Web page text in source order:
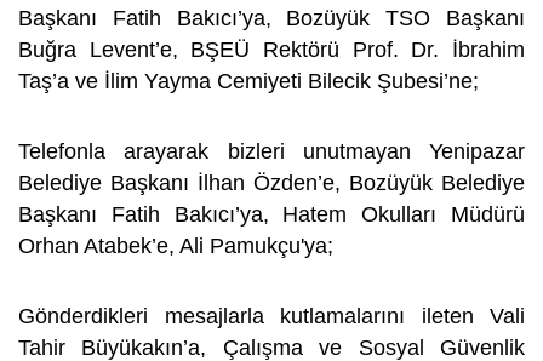
Başkanı Fatih Bakıcı’ya, Bozüyük TSO Başkanı
Buğra Levent’e, BŞEÜ Rektörü Prof. Dr. İbrahim
Taş’a ve İlim Yayma Cemiyeti Bilecik Şubesi’ne;
Telefonla arayarak bizleri unutmayan Yenipazar
Belediye Başkanı İlhan Özden’e, Bozüyük Belediye
Başkanı Fatih Bakıcı’ya, Hatem Okulları Müdürü
Orhan Atabek’e, Ali Pamukçu'ya;
Gönderdikleri mesajlarla kutlamalarını ileten Vali
Tahir Büyükakın’a, Çalışma ve Sosyal Güvenlik